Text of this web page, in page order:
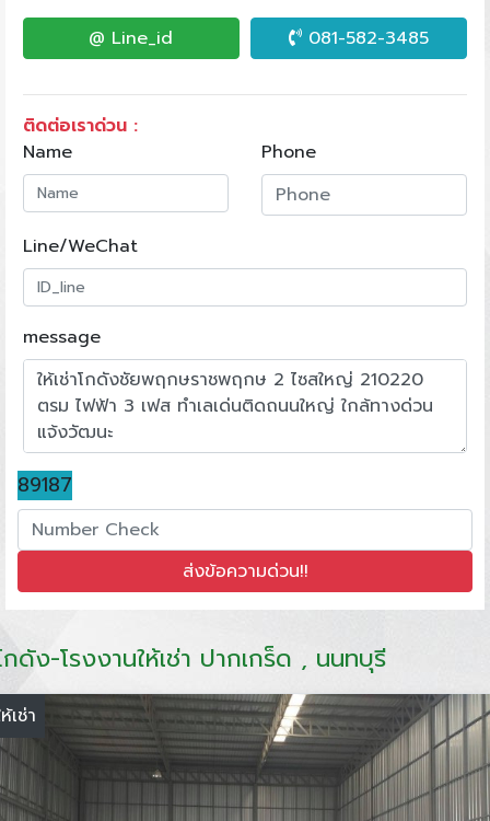
@ Line_id 081-582-3485
ติดต่อเราด่วน :
Name
Phone
Line/WeChat
message
89187
กดัง-โรงงานให้เช่า ปากเกร็ด , นนทบุรี
เช่า